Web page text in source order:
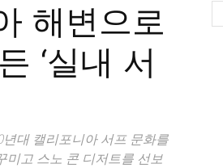
해변으로
‘실내 서
대 캘리포니아 서프 문화를
미고 스노 콘 디저트를 선보